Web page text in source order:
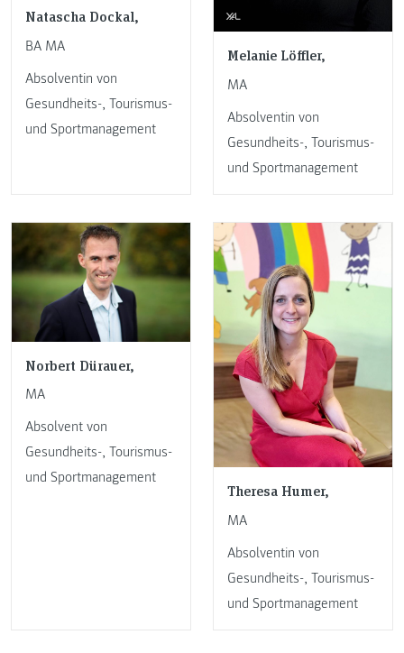
Natascha Dockal,
BA MA
Absolventin von
Gesundheits-, Tourismus-
und Sportmanagement
Melanie Löffler,
MA
Absolventin von
Gesundheits-, Tourismus-
und Sportmanagement
Norbert Dürauer,
MA
Absolvent von
Gesundheits-, Tourismus-
und Sportmanagement
Theresa Humer,
MA
Absolventin von
Gesundheits-, Tourismus-
und Sportmanagement